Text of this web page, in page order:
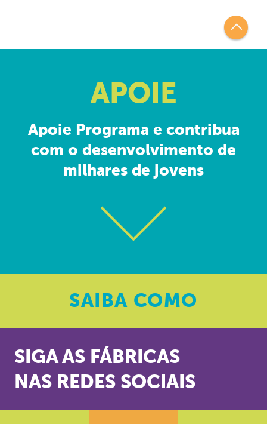
APOIE
Apoie Programa e contribua
com o desenvolvimento de
milhares de jovens
SAIBA COMO
SIGA AS FÁBRICAS
NAS REDES SOCIAIS